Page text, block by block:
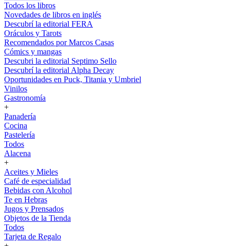
Todos los libros
Novedades de libros en inglés
Descubrí la editorial FERA
Oráculos y Tarots
Recomendados por Marcos Casas
Cómics y mangas
Descubri la editorial Septimo Sello
Descubrí la editorial Alpha Decay
Oportunidades en Puck, Titania y Umbriel
Vinilos
Gastronomía
+
Panadería
Cocina
Pastelería
Todos
Alacena
+
Aceites y Mieles
Café de especialidad
Bebidas con Alcohol
Te en Hebras
Jugos y Prensados
Objetos de la Tienda
Todos
Tarjeta de Regalo